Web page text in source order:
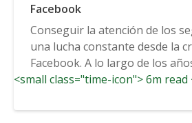
Facebook
Conseguir la atención de los
una lucha constante desde la
Facebook. A lo largo de los
cambiante de Facebook ha...
<small class="time-icon"> 6m read